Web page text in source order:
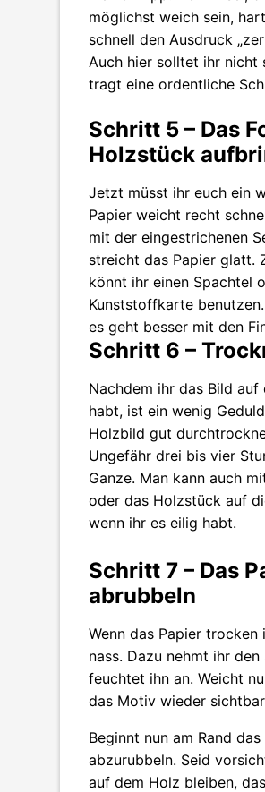
möglichst weich sein,
schnell den Ausdruck
Auch hier solltet ihr nicht
tragt eine ordentliche
Schritt 5 – Das
Holzstück
Jetzt müsst ihr euch ein
Papier weicht recht
mit der eingestrichenen
streicht das Papier glatt.
könnt ihr einen Spachtel
Kunststoffkarte
es geht besser mit den
Schritt 6 –
Nachdem ihr das Bild
habt, ist ein wenig
Holzbild gut
Ungefähr drei bis vier
Ganze. Man kann auch
oder das Holzstück auf
wenn ihr es eilig habt.
Schritt 7 – Das
abrubbeln
Wenn das Papier
nass. Dazu nehmt ihr den
feuchtet ihn an. Weicht
das Motiv wieder
Beginnt nun am Rand
abzurubbeln. Seid
auf dem Holz bleiben,